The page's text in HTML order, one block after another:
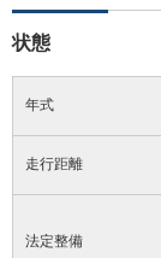
状態
年式
走行距離
法定整備